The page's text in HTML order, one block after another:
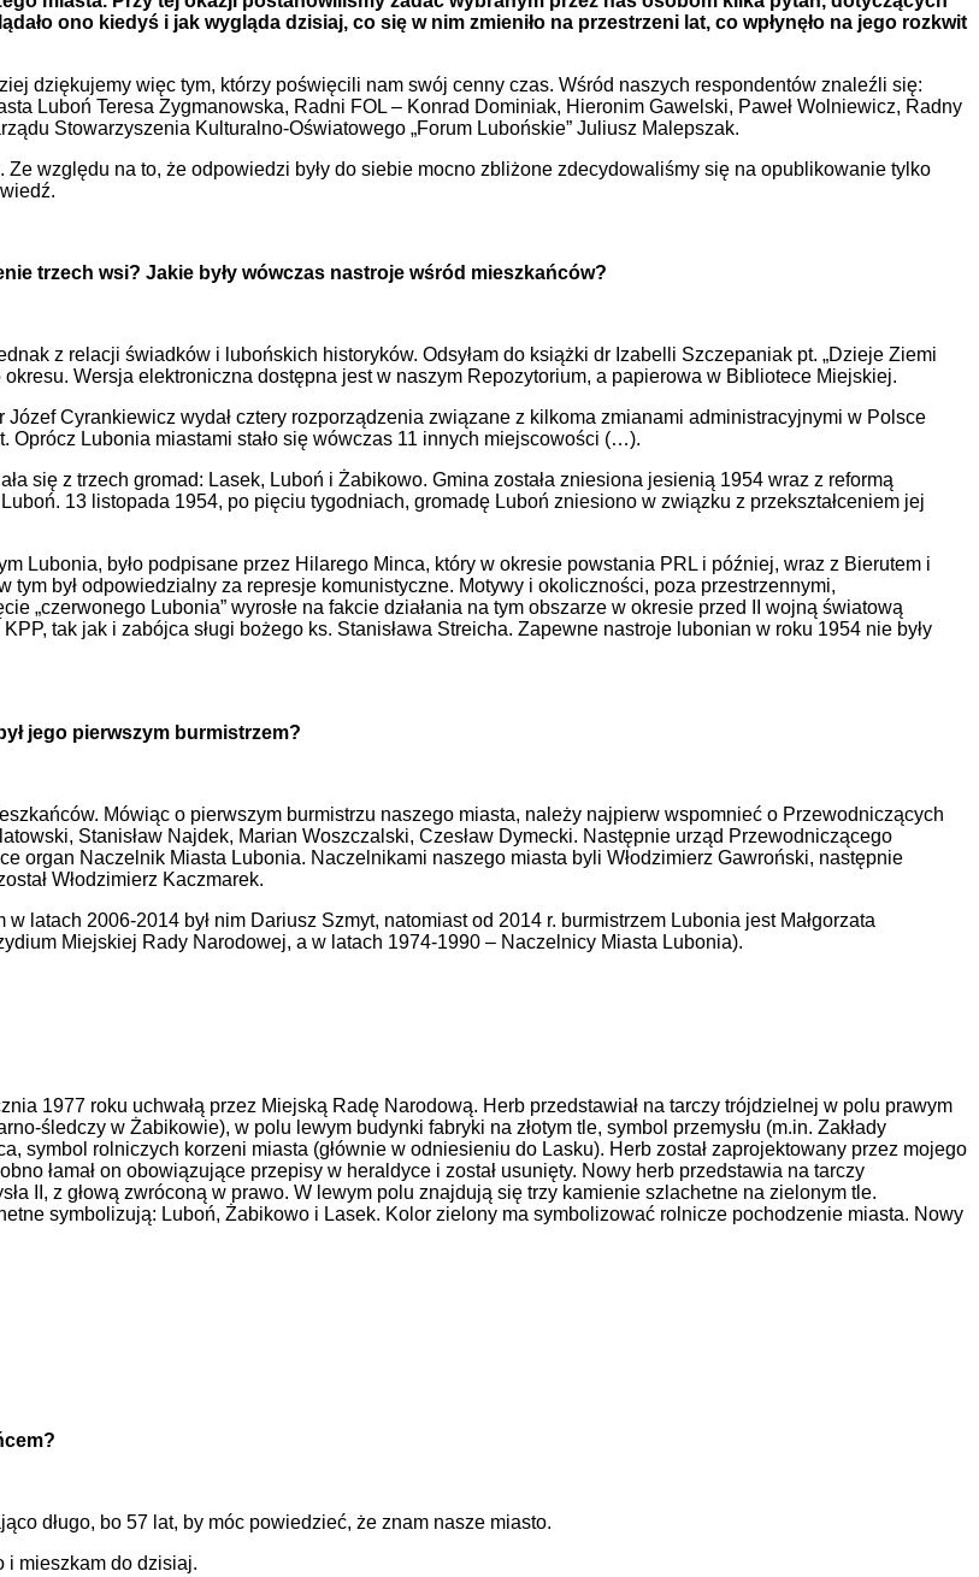
ono kiedyś i jak wygląda dzisiaj, co się w nim zmieniło na przestrzeni lat, co wpłynęło na jego rozkwit
dziękujemy więc tym, którzy poświęcili nam swój cenny czas. Wśród naszych respondentów znaleźli się:
Luboń Teresa Zygmanowska, Radni FOL – Konrad Dominiak, Hieronim Gawelski, Paweł Wolniewicz, Radny
Stowarzyszenia Kulturalno-Oświatowego „Forum Lubońskie” Juliusz Malepszak.
względu na to, że odpowiedzi były do siebie mocno zbliżone zdecydowaliśmy się na opublikowanie tylko
trzech wsi? Jakie były wówczas nastroje wśród mieszkańców?
z relacji świadków i lubońskich historyków. Odsyłam do książki dr Izabelli Szczepaniak pt. „Dzieje Ziemi
Wersja elektroniczna dostępna jest w naszym Repozytorium, a papierowa w Bibliotece Miejskiej.
Cyrankiewicz wydał cztery rozporządzenia związane z kilkoma zmianami administracyjnymi w Polsce
Oprócz Lubonia miastami stało się wówczas 11 innych miejscowości (…).
się z trzech gromad: Lasek, Luboń i Żabikowo. Gmina została zniesiona jesienią 1954 wraz z reformą
13 listopada 1954, po pięciu tygodniach, gromadę Luboń zniesiono w związku z przekształceniem jej
Lubonia, było podpisane przez Hilarego Minca, który w okresie powstania PRL i później, wraz z Bierutem i
tym był odpowiedzialny za represje komunistyczne. Motywy i okoliczności, poza przestrzennymi,
„czerwonego Lubonia” wyrosłe na fakcie działania na tym obszarze w okresie przed II wojną światową
tak jak i zabójca sługi bożego ks. Stanisława Streicha. Zapewne nastroje lubonian w roku 1954 nie były
jego pierwszym burmistrzem?
Mówiąc o pierwszym burmistrzu naszego miasta, należy najpierw wspomnieć o Przewodniczących
Stanisław Najdek, Marian Woszczalski, Czesław Dymecki. Następnie urząd Przewodniczącego
organ Naczelnik Miasta Lubonia. Naczelnikami naszego miasta byli Włodzimierz Gawroński, następnie
Włodzimierz Kaczmarek.
latach 2006-2014 był nim Dariusz Szmyt, natomiast od 2014 r. burmistrzem Lubonia jest Małgorzata
Miejskiej Rady Narodowej, a w latach 1974-1990 – Naczelnicy Miasta Lubonia).
1977 roku uchwałą przez Miejską Radę Narodową. Herb przedstawiał na tarczy trójdzielnej w polu prawym
śledczy w Żabikowie), w polu lewym budynki fabryki na złotym tle, symbol przemysłu (m.in. Zakłady
symbol rolniczych korzeni miasta (głównie w odniesieniu do Lasku). Herb został zaprojektowany przez mojego
łamał on obowiązujące przepisy w heraldyce i został usunięty. Nowy herb przedstawia na tarczy
II, z głową zwróconą w prawo. W lewym polu znajdują się trzy kamienie szlachetne na zielonym tle.
symbolizują: Luboń, Żabikowo i Lasek. Kolor zielony ma symbolizować rolnicze pochodzenie miasta. Nowy
długo, bo 57 lat, by móc powiedzieć, że znam nasze miasto.
i mieszkam do dzisiaj.